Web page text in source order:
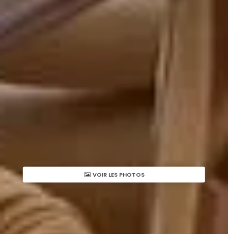
VOIR LES PHOTOS